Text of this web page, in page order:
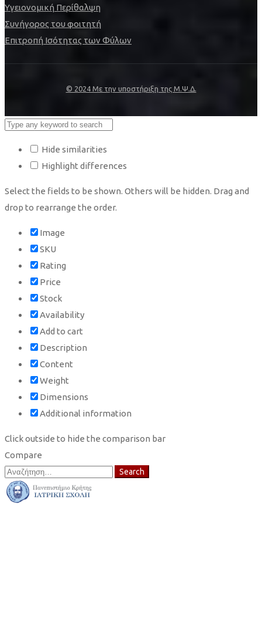
Υγειονομική Περίθαλψη
Συνήγορος του φοιτητή
Επιτροπή Ισότητας των Φύλων
© 2024 Με την υποστήριξη της Μ.Ψ.Δ.
Hide similarities
Highlight differences
Select the fields to be shown. Others will be hidden. Drag and
drop to rearrange the order.
Image
SKU
Rating
Price
Stock
Availability
Add to cart
Description
Content
Weight
Dimensions
Additional information
Click outside to hide the comparison bar
Compare
Search
for:
Search